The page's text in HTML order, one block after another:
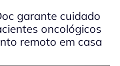
garante cuidado
oncológicos
remoto em casa